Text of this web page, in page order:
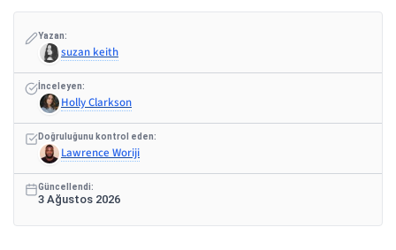
Yazan:
suzan keith
İnceleyen:
Holly Clarkson
Doğruluğunu kontrol eden:
Lawrence Woriji
Güncellendi:
3 Ağustos 2026